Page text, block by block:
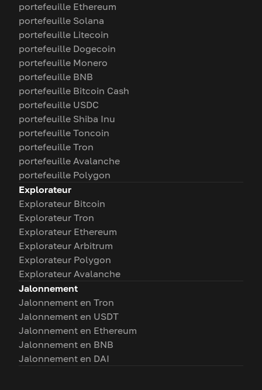
portefeuille Ethereum
portefeuille Solana
portefeuille Litecoin
portefeuille Dogecoin
portefeuille Monero
portefeuille BNB
portefeuille Bitcoin Cash
portefeuille USDC
portefeuille Shiba Inu
portefeuille Toncoin
portefeuille Tron
portefeuille Avalanche
portefeuille Polygon
Explorateur
Explorateur Bitcoin
Explorateur Tron
Explorateur Ethereum
Explorateur Arbitrum
Explorateur Polygon
Explorateur Avalanche
Jalonnement
Jalonnement en Tron
Jalonnement en USDT
Jalonnement en Ethereum
Jalonnement en BNB
Jalonnement en DAI